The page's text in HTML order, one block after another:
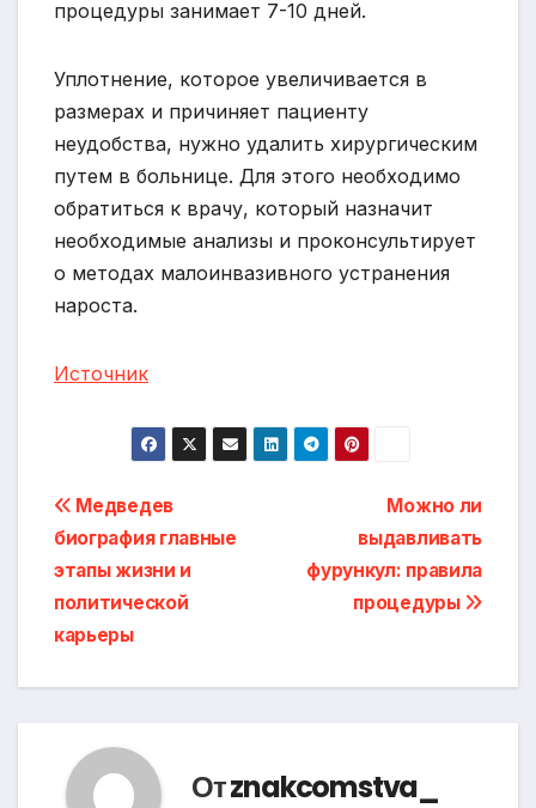
процедуры занимает 7-10 дней.
Уплотнение, которое увеличивается в
размерах и причиняет пациенту
неудобства, нужно удалить хирургическим
путем в больнице. Для этого необходимо
обратиться к врачу, который назначит
необходимые анализы и проконсультирует
о методах малоинвазивного устранения
нароста.
Источник
Навигация
по
записям
Можно ли
выдавливать
фурункул: правила
процедуры
Медведев
биография главные
этапы жизни и
политической
карьеры
Отznakcomstva_